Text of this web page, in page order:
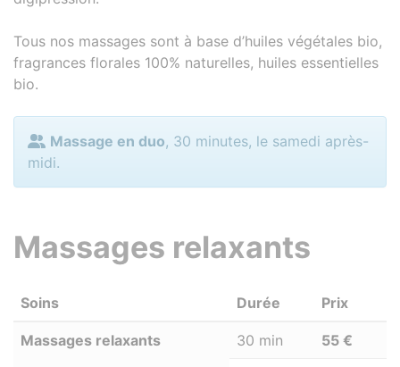
Tous nos massages sont à base d’huiles végétales bio,
fragrances florales 100% naturelles, huiles essentielles
bio.
Massage en duo, 30 minutes, le samedi après-
midi.
Massages relaxants
Soins Durée Prix
Massages relaxants 30 min 55 €